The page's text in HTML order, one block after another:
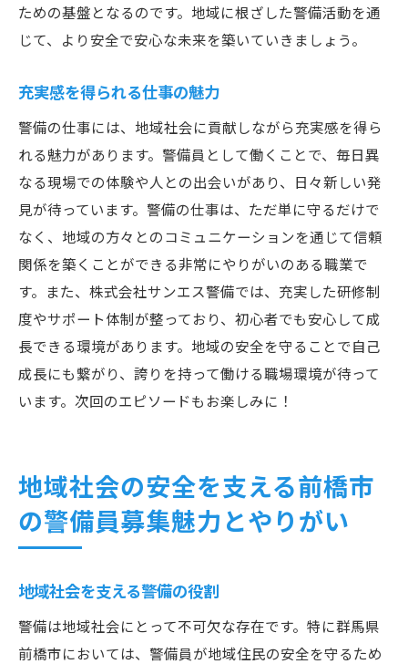
ための基盤となるのです。地域に根ざした警備活動を通
じて、より安全で安心な未来を築いていきましょう。
充実感を得られる仕事の魅力
警備の仕事には、地域社会に貢献しながら充実感を得ら
れる魅力があります。警備員として働くことで、毎日異
なる現場での体験や人との出会いがあり、日々新しい発
見が待っています。警備の仕事は、ただ単に守るだけで
なく、地域の方々とのコミュニケーションを通じて信頼
関係を築くことができる非常にやりがいのある職業で
す。また、株式会社サンエス警備では、充実した研修制
度やサポート体制が整っており、初心者でも安心して成
長できる環境があります。地域の安全を守ることで自己
成長にも繋がり、誇りを持って働ける職場環境が待って
います。次回のエピソードもお楽しみに！
地域社会の安全を支える前橋市
の警備員募集魅力とやりがい
地域社会を支える警備の役割
警備は地域社会にとって不可欠な存在です。特に群馬県
前橋市においては、警備員が地域住民の安全を守るため